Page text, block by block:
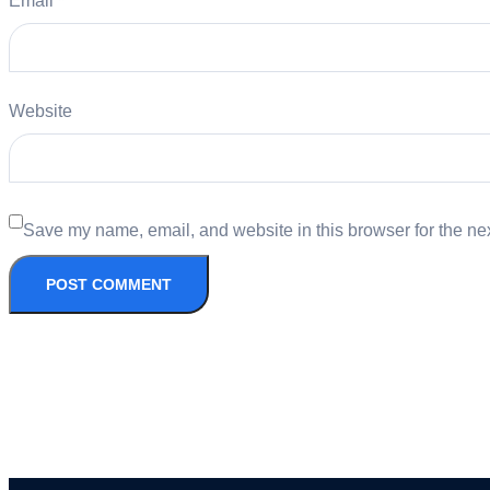
Website
Save my name, email, and website in this browser for the